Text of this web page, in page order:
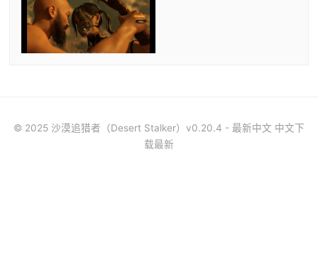
© 2025 沙漠追猎者（Desert Stalker）v0.20.4 - 最新中文 中文下
载最新